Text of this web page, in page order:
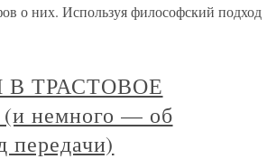
о них. Используя философский подход
В ТРАСТОВОЕ
немного — об
передачи)